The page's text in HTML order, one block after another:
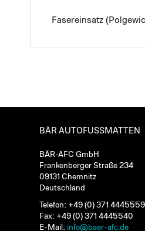
Fasereinsatz
BÄR AUTOFUSSMATTEN
BÄR-AFC GmbH
Frankenberger Straße 234
09131 Chemnitz
Deutschland
Telefon: +49 (0) 371 4445559
Fax: +49 (0) 371 4445540
E-Mail: info@baer-afc.de